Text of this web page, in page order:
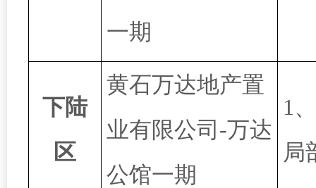
一期
下陆
区
黄石万达地产置
业有限公司 -万达
公馆一期
1
局